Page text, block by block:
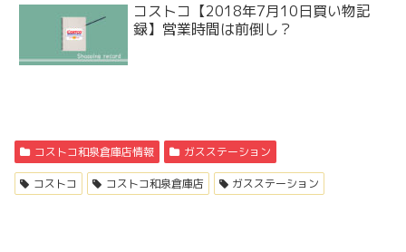
コストコ【2018年7月10日買い物記
録】営業時間は前倒し？
コストコ和泉倉庫店情報 ガスステーション
コストコ コストコ和泉倉庫店 ガスステーション